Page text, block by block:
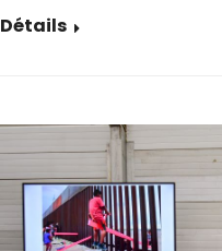
Détails